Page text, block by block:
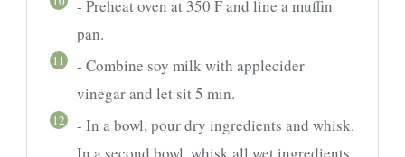
- Preheat oven at 350 F and line a muffin
pan.
11
- Combine soy milk with applecider
vinegar and let sit 5 min.
12
- In a bowl, pour dry ingredients and whisk.
In a second bowl, whisk all wet ingredients